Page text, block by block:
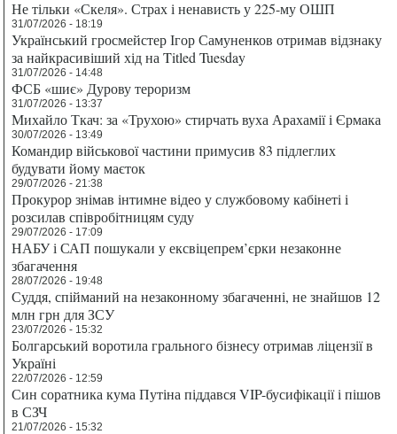
Не тільки «Скеля». Страх і ненависть у 225-му ОШП
31/07/2026 - 18:19
Український гросмейстер Ігор Самуненков отримав відзнаку
за найкрасивіший хід на Titled Tuesday
31/07/2026 - 14:48
ФСБ «шиє» Дурову тероризм
31/07/2026 - 13:37
Михайло Ткач: за «Трухою» стирчать вуха Арахамії і Єрмака
30/07/2026 - 13:49
Командир військової частини примусив 83 підлеглих
будувати йому маєток
29/07/2026 - 21:38
Прокурор знімав інтимне відео у службовому кабінеті і
розсилав співробітницям суду
29/07/2026 - 17:09
НАБУ і САП пошукали у ексвіцепрем’єрки незаконне
збагачення
28/07/2026 - 19:48
Суддя, спійманий на незаконному збагаченні, не знайшов 12
млн грн для ЗСУ
23/07/2026 - 15:32
Болгарський воротила грального бізнесу отримав ліцензії в
Україні
22/07/2026 - 12:59
Син соратника кума Путіна піддався VIP-бусифікації і пішов
в СЗЧ
21/07/2026 - 15:32